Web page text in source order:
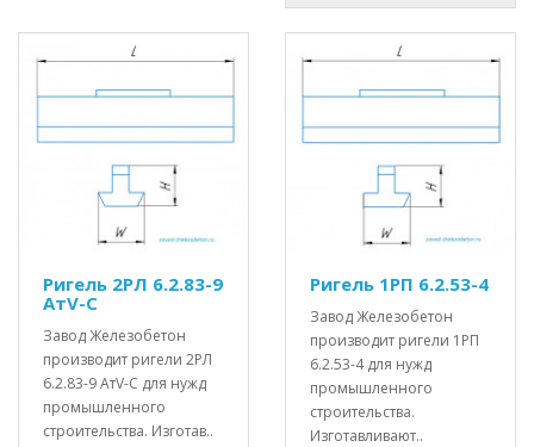
Ригель 2РЛ 6.2.83-9
АтV-С
Завод Железобетон
производит ригели 2РЛ
6.2.83-9 АтV-С для нужд
промышленного
строительства. Изготав..
Ригель 1РП 6.2.53-4
Завод Железобетон
производит ригели 1РП
6.2.53-4 для нужд
промышленного
строительства.
Изготавливают..